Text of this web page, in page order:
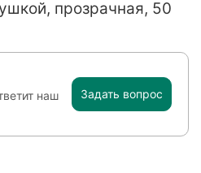
прозрачная, 50
наш
Задать вопрос